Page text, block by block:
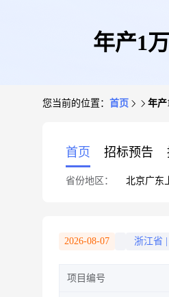
年产1
您当前的位置： 首页 年产
首页 招标预告
省份地区： 北京广东
2026-08-07 浙江省
项目编号